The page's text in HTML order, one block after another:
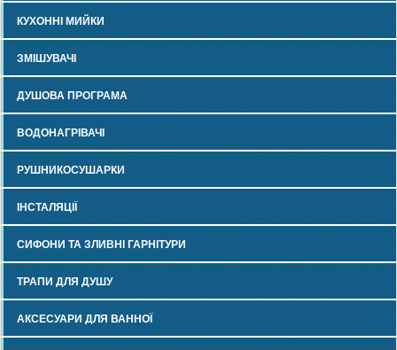
КУХОННІ МИЙКИ
ЗМІШУВАЧІ
ДУШОВА ПРОГРАМА
ВОДОНАГРІВАЧІ
РУШНИКОСУШАРКИ
ІНСТАЛЯЦІЇ
СИФОНИ ТА ЗЛИВНІ ГАРНІТУРИ
ТРАПИ ДЛЯ ДУШУ
АКСЕСУАРИ ДЛЯ ВАННОЇ